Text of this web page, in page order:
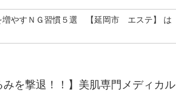
増やすＮＧ習慣５選 【延岡市 エステ】 は
を撃退！！】美肌専門メディカル